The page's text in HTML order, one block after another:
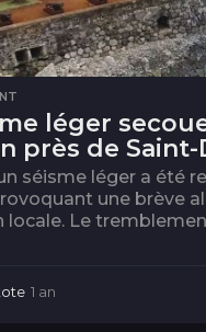
léger
près de Saint-
séisme léger a été
une brève
locale. Le
1 an